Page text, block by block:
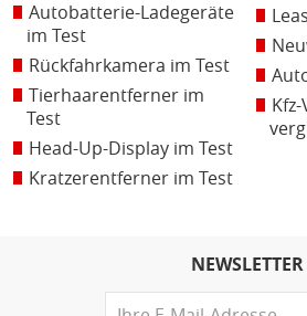
Autobatterie-Ladegeräte
im Test
Rückfahrkamera im Test
Tierhaarentferner im
Test
Head-Up-Display im Test
Kratzerentferner im Test
NEWSLETTER